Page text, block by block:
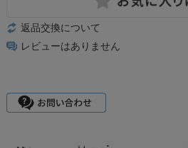
返品交換について
レビューはありません